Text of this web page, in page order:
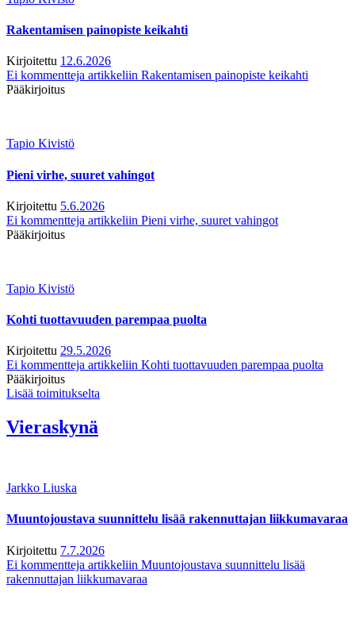
Rakentamisen painopiste keikahti
Kirjoitettu 12.6.2026
Ei kommentteja artikkeliin Rakentamisen painopiste keikahti
Pääkirjoitus
Tapio Kivistö
Pieni virhe, suuret vahingot
Kirjoitettu 5.6.2026
Ei kommentteja artikkeliin Pieni virhe, suuret vahingot
Pääkirjoitus
Tapio Kivistö
Kohti tuottavuuden parempaa puolta
Kirjoitettu 29.5.2026
Ei kommentteja artikkeliin Kohti tuottavuuden parempaa puolta
Pääkirjoitus
Lisää toimitukselta
Vieraskynä
Jarkko Liuska
Muuntojoustava suunnittelu lisää rakennuttajan liikkumavaraa
Kirjoitettu 7.7.2026
Ei kommentteja artikkeliin Muuntojoustava suunnittelu lisää
rakennuttajan liikkumavaraa